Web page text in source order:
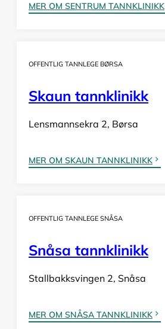
MER OM SENTRUM TANNKLINIKK
OFFENTLIG TANNLEGE BØRSA
Skaun tannklinikk
Lensmannsekra 2, Børsa
MER OM SKAUN TANNKLINIKK
OFFENTLIG TANNLEGE SNÅSA
Snåsa tannklinikk
Stallbakksvingen 2, Snåsa
MER OM SNÅSA TANNKLINIKK